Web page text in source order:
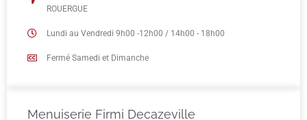
ROUERGUE
Lundi au Vendredi 9h00 -12h00 / 14h00 - 18h00
Fermé Samedi et Dimanche
Menuiserie Firmi Decazeville